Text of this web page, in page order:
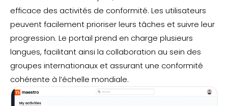
efficace des activités de conformité. Les utilisateurs
peuvent facilement prioriser leurs tâches et suivre leur
progression. Le portail prend en charge plusieurs
langues, facilitant ainsi la collaboration au sein des
groupes internationaux et assurant une conformité
cohérente à l’échelle mondiale.